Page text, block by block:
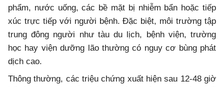
phẩm, nước uống, các bề mặt bị nhiễm bẩn hoặc tiếp
xúc trực tiếp với người bệnh. Đặc biệt, môi trường tập
trung đông người như tàu du lịch, bệnh viện, trường
học hay viện dưỡng lão thường có nguy cơ bùng phát
dịch cao.
Thông thường, các triệu chứng xuất hiện sau 12-48 giờ